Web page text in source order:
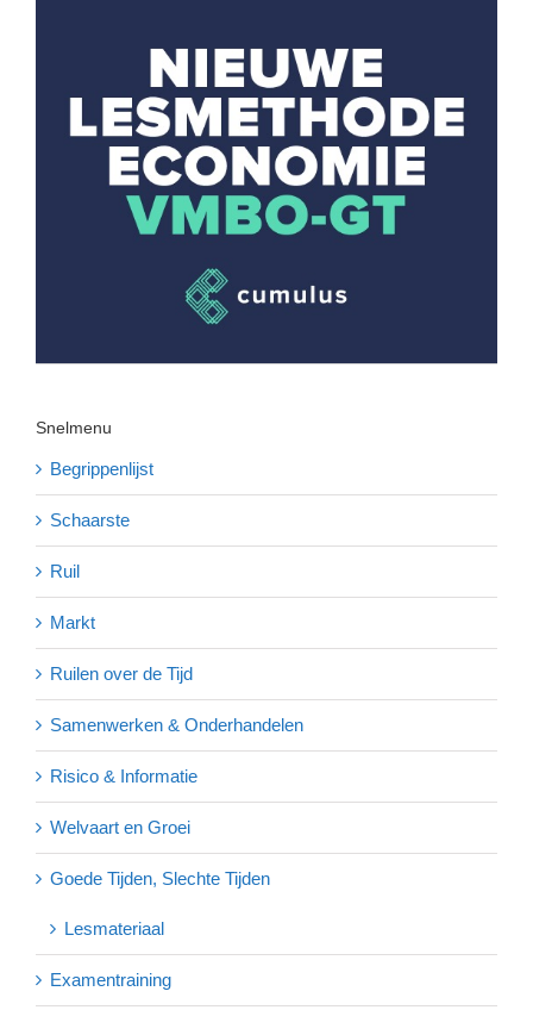
Snelmenu
Begrippenlijst
Schaarste
Ruil
Markt
Ruilen over de Tijd
Samenwerken & Onderhandelen
Risico & Informatie
Welvaart en Groei
Goede Tijden, Slechte Tijden
Lesmateriaal
Examentraining